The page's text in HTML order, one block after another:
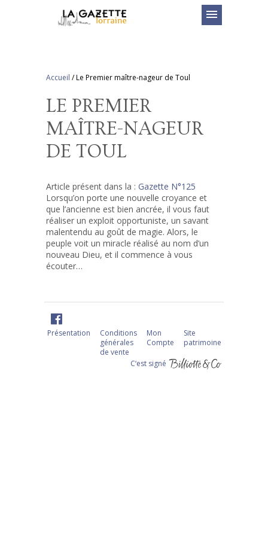
menu
Accueil /Le Premier maître-nageur de Toul
LE PREMIER
MAÎTRE-NAGEUR
DE TOUL
Article présent dans la : Gazette N°125
Lorsqu’on porte une nouvelle croyance et
que l’ancienne est bien ancrée, il vous faut
réaliser un exploit opportuniste, un savant
malentendu au goût de magie. Alors, le
peuple voit un miracle réalisé au nom d’un
nouveau Dieu, et il commence à vous
écouter…
Présentation
Conditions
générales
de vente
Mon
Compte
Site
patrimoine
C‘est signé